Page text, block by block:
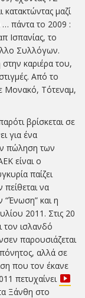
μαζί
… πάντα το 2009 :
Ισπανίας, το
Συλλόγων.
καριέρα του,
Από το
Μονακό, Τότεναμ,
βρίσκεται σε
για ένα
πώληση των
είναι ο
παίζει
να
“Ένωση” και η
2011. Στις 20
τον ισλανδό
παρουσιάζεται
αλλά σε
που τον έκανε
πετυχαίνει
Ξάνθη στο